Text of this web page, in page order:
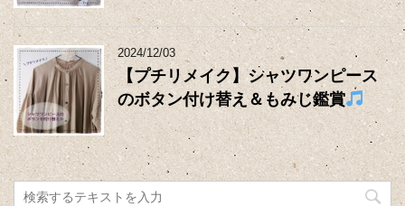
2024/12/03
【プチリメイク】シャツワンピース
のボタン付け替え＆もみじ鑑賞